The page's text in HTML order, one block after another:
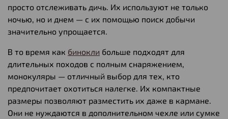
просто отслеживать дичь. Их используют не только
ночью, но и днем — с их помощью поиск добычи
значительно упрощается.
В то время как бинокли больше подходят для
длительных походов с полным снаряжением,
монокуляры — отличный выбор для тех, кто
предпочитает охотиться налегке. Их компактные
размеры позволяют разместить их даже в кармане.
Они не нуждаются в дополнительном чехле или сумке